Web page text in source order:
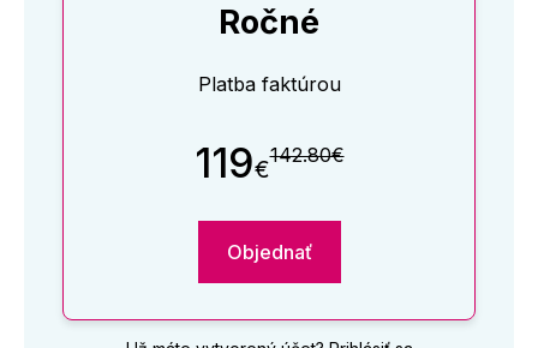
Ročné
Platba faktúrou
119€142.80€
Objednať